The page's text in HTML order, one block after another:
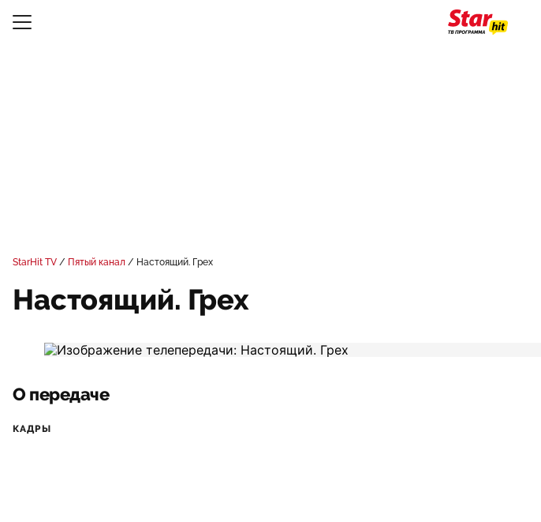
StarHit TV Пятый канал Настоящий. Грех
Настоящий. Грех
О передаче
КАДРЫ